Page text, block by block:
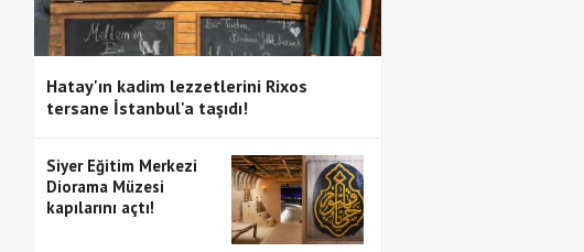
Hatay'ın kadim lezzetlerini Rixos
tersane İstanbul'a taşıdı!
Siyer Eğitim Merkezi
Diorama Müzesi
kapılarını açtı!